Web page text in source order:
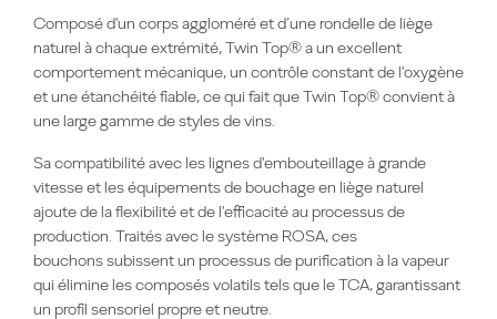
Composé d'un corps aggloméré et d’une rondelle de liège
naturel à chaque extrémité, Twin Top® a un excellent
comportement mécanique, un contrôle constant de l'oxygène
et une étanchéité fiable, ce qui fait que Twin Top® convient à
une large gamme de styles de vins.
Sa compatibilité avec les lignes d'embouteillage à grande
vitesse et les équipements de bouchage en liège naturel
ajoute de la flexibilité et de l'efficacité au processus de
production. Traités avec le système ROSA, ces
bouchons subissent un processus de purification à la vapeur
qui élimine les composés volatils tels que le TCA, garantissant
un profil sensoriel propre et neutre.